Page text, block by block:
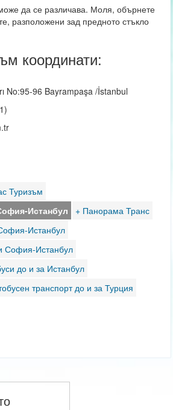
да се различава. Моля, обърнете
разположени зад предното стъкло
координати:
No:95-96 Bayrampaşa /İstanbul
Туризъм
Истанбул
+ Панорама Транс
Истанбул
София-Истанбул
до и за Истанбул
транспорт до и за Турция